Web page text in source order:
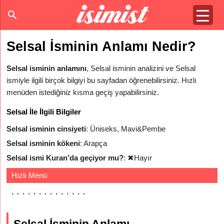
Selsal İsminin Anlamı Nedir?
Selsal isminin anlamını, Selsal isminin analizini ve Selsal
ismiyle ilgili birçok bilgiyi bu sayfadan öğrenebilirsiniz. Hızlı
menüden istediğiniz kısma geçiş yapabilirsiniz.
Selsal İle İlgili Bilgiler
Selsal isminin cinsiyeti: Üniseks, Mavi&Pembe
Selsal isminin kökeni: Arapça
Selsal ismi Kuran’da geçiyor mu?: ✖Hayır
Hızlı Menü